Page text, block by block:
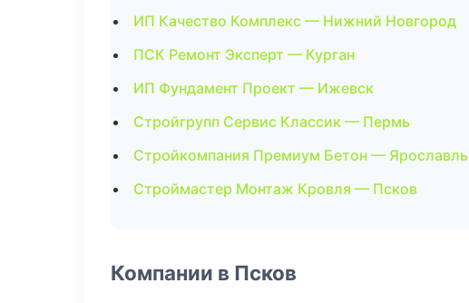
ИП Качество Комплекс — Нижний Новгород
ПСК Ремонт Эксперт — Курган
ИП Фундамент Проект — Ижевск
Стройгрупп Сервис Классик — Пермь
Стройкомпания Премиум Бетон — Ярославль
Строймастер Монтаж Кровля — Псков
Компании в Псков